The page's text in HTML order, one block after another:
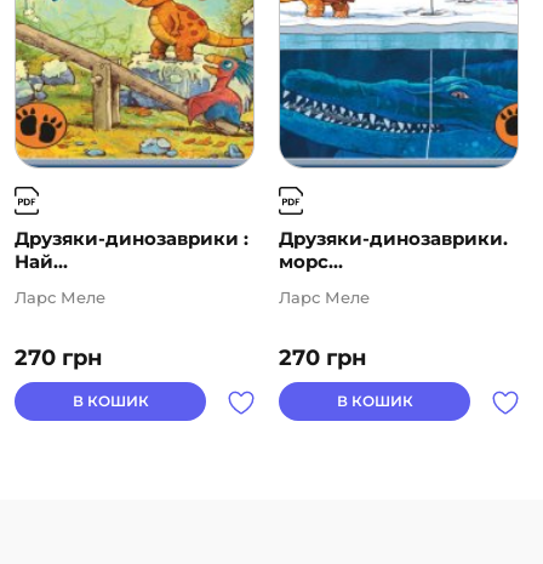
Друзяки-динозаврики :
Най...
270 грн
Ларс Меле
В КОШИК
Друзяки-динозаврики.
морс...
270 грн
Ларс Меле
В КОШИК